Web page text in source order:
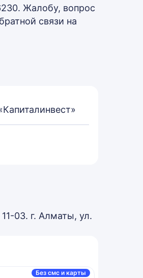
Жалобу, вопрос
связи на
03. г. Алматы, ул.
Без смс и карты